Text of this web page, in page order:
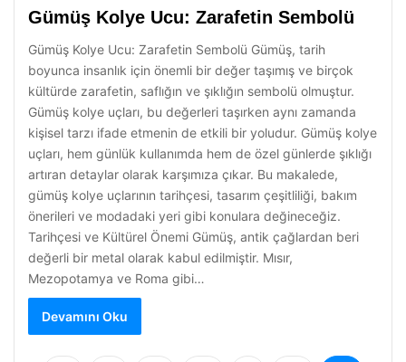
Gümüş Kolye Ucu: Zarafetin Sembolü
Gümüş Kolye Ucu: Zarafetin Sembolü Gümüş, tarih
boyunca insanlık için önemli bir değer taşımış ve birçok
kültürde zarafetin, saflığın ve şıklığın sembolü olmuştur.
Gümüş kolye uçları, bu değerleri taşırken aynı zamanda
kişisel tarzı ifade etmenin de etkili bir yoludur. Gümüş kolye
uçları, hem günlük kullanımda hem de özel günlerde şıklığı
artıran detaylar olarak karşımıza çıkar. Bu makalede,
gümüş kolye uçlarının tarihçesi, tasarım çeşitliliği, bakım
önerileri ve modadaki yeri gibi konulara değineceğiz.
Tarihçesi ve Kültürel Önemi Gümüş, antik çağlardan beri
değerli bir metal olarak kabul edilmiştir. Mısır,
Mezopotamya ve Roma gibi…
Devamını Oku